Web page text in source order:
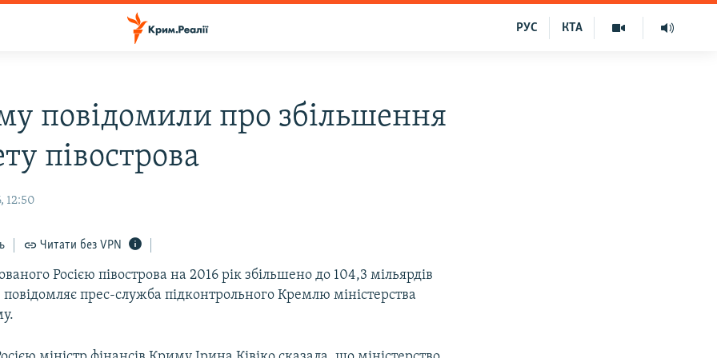
КТА
РУС
повідомили про збільшення
півострова
12:50
Читати без VPN
Росією півострова на 2016 рік збільшено до 104,3 мільярдів
повідомляє прес-служба підконтрольного Кремлю міністерства